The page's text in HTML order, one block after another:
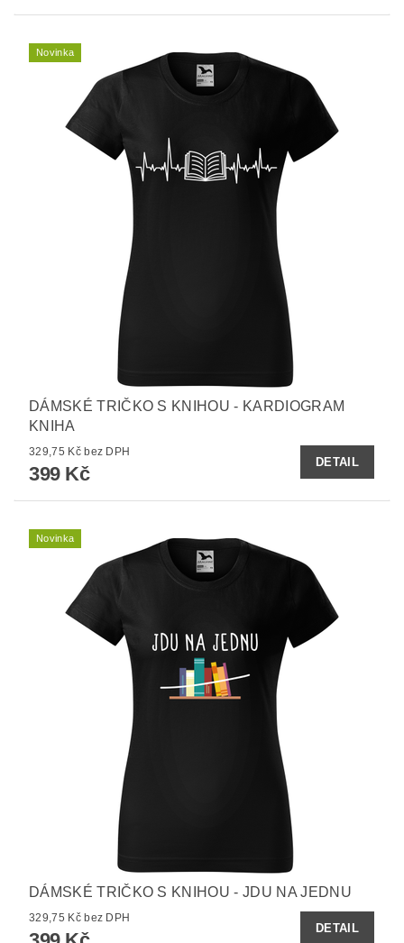
Novinka
DÁMSKÉ TRIČKO S KNIHOU - KARDIOGRAM
KNIHA
329,75 Kč bez DPH
399 Kč
DETAIL
Novinka
DÁMSKÉ TRIČKO S KNIHOU - JDU NA JEDNU
329,75 Kč bez DPH
DETAIL